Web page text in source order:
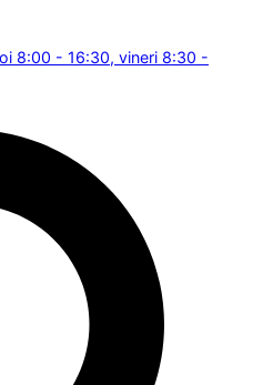
8:00 - 16:30, vineri 8:30 -